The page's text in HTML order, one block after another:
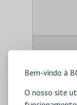
Bem-vindo à
O nosso site